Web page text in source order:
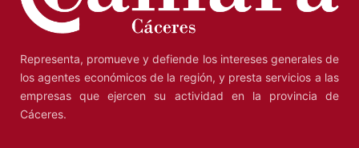
Representa, promueve y defiende los intereses generales de
los agentes económicos de la región, y presta servicios a las
empresas que ejercen su actividad en la provincia de
Cáceres.